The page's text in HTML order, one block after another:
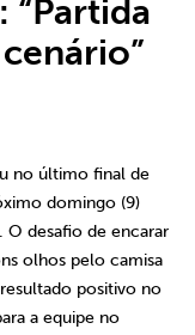
“Partida
no último final de
domingo (9)
desafio de encarar
olhos pelo camisa
positivo no
a equipe no